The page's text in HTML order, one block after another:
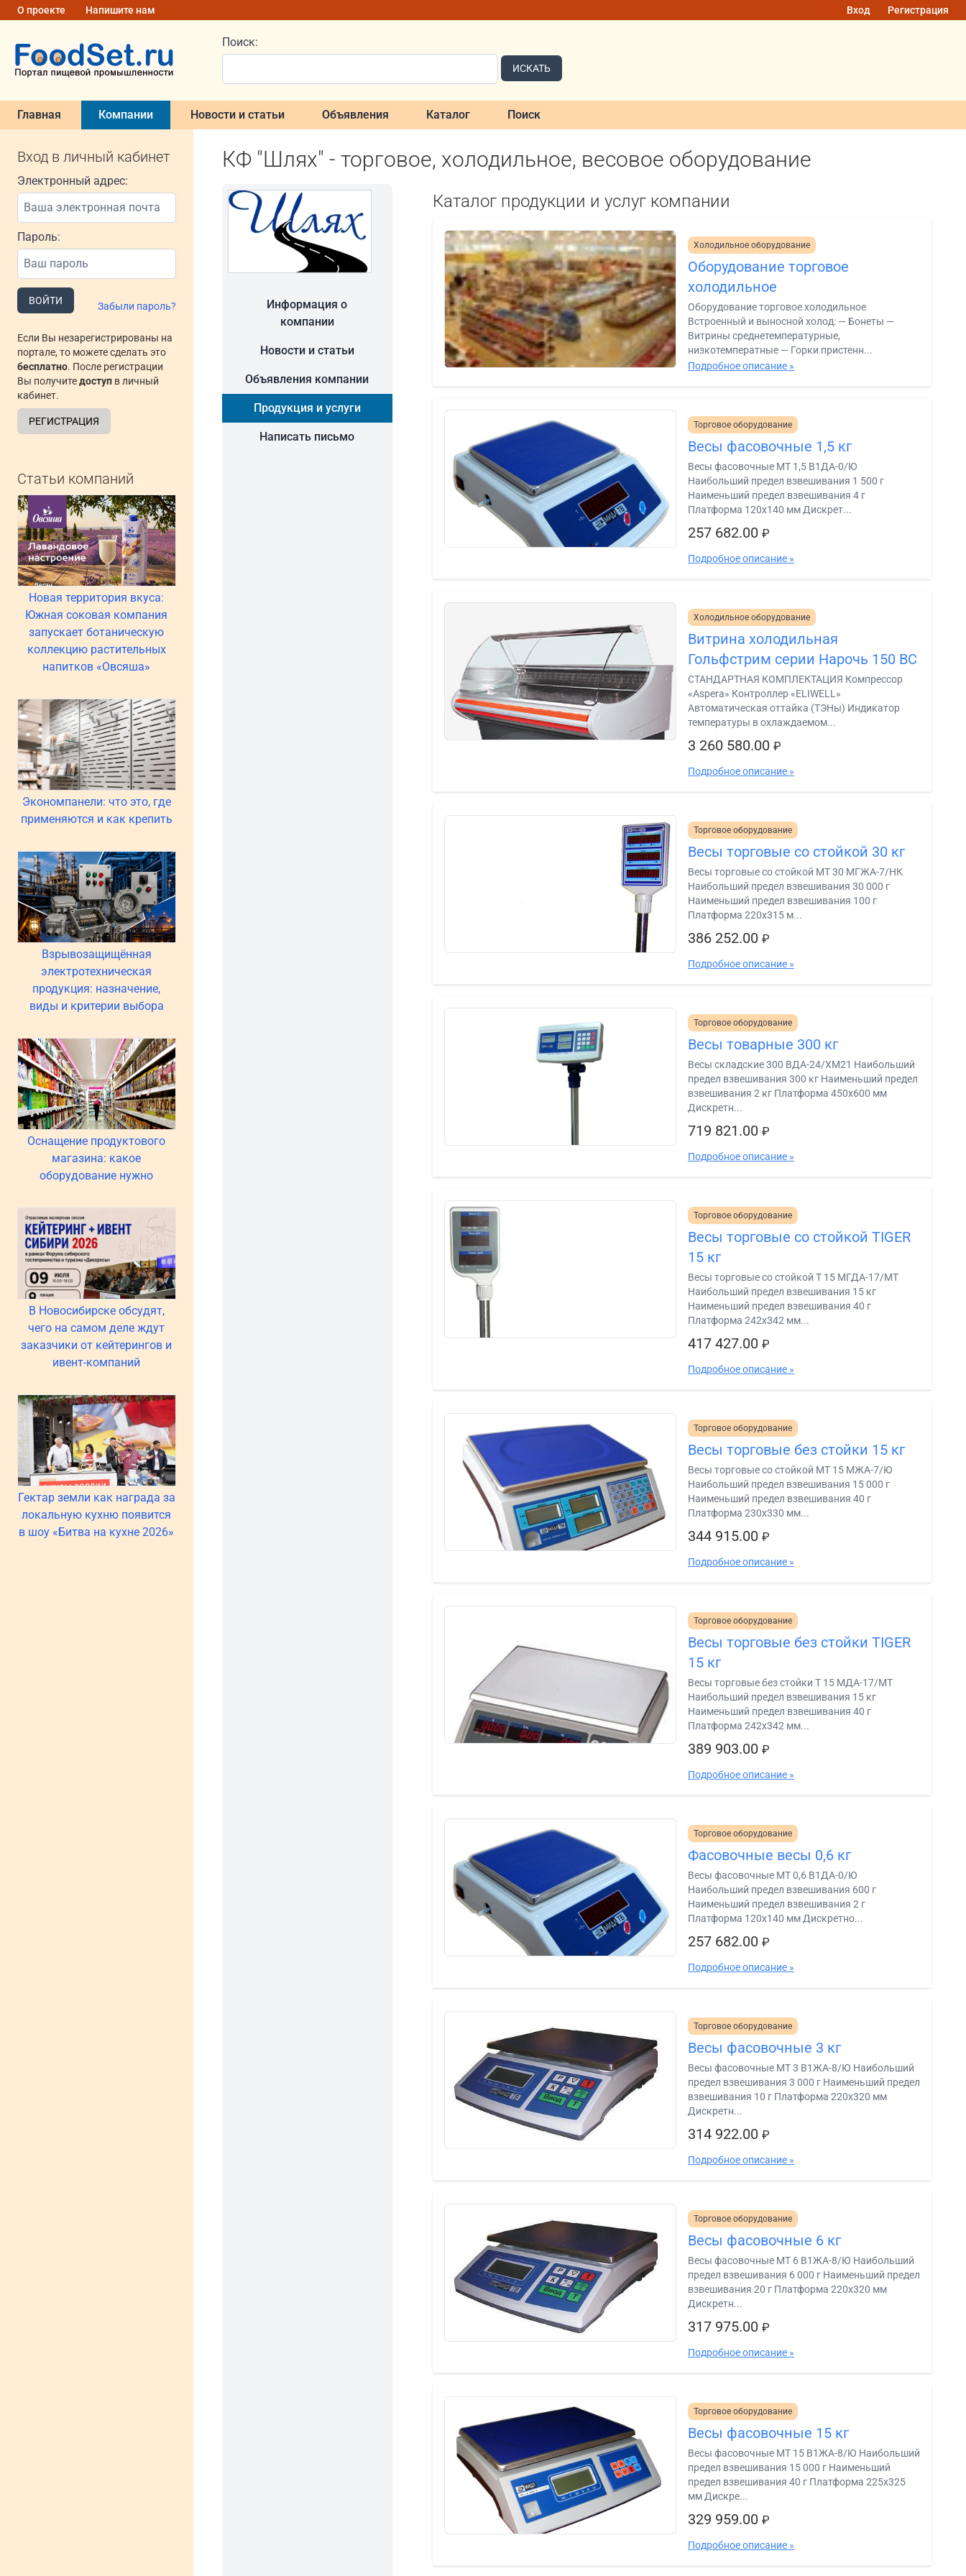
О проекте Напишите нам Вход Регистрация
Поиск:
ИСКАТЬ
Главная Компании Новости и статьи Объявления Каталог Поиск
Вход в личный кабинет
Электронный адрес:
Пароль:
ВОЙТИ Забыли пароль?
Если Вы незарегистрированы на
портале, то можете сделать это
бесплатно. После регистрации
Вы получитедоступ в личный
кабинет.
РЕГИСТРАЦИЯ
Статьи компаний
Новая территория вкуса:
Южная соковая компания
запускает ботаническую
коллекцию растительных
напитков «Овсяша»
Экономпанели: что это, где
применяются и как крепить
Взрывозащищённая
электротехническая
продукция: назначение,
виды и критерии выбора
Оснащение продуктового
магазина: какое
оборудование нужно
В Новосибирске обсудят,
чего на самом деле ждут
заказчики от кейтерингов и
ивент-компаний
Гектар земли как награда за
локальную кухню появится
в шоу «Битва на кухне 2026»
КФ "Шлях" - торговое, холодильное, весовое оборудование
Информация о
компании
Новости и статьи
Объявления компании
Продукция и услуги
Написать письмо
Каталог продукции и услуг компании
Холодильное оборудование
Оборудование торговое
холодильное
Оборудование торговое холодильное
Встроенный и выносной холод: — Бонеты —
Витрины среднетемпературные,
низкотемператные — Горки пристенн...
Подробное описание »
Торговое оборудование
Весы фасовочные 1,5 кг
Весы фасовочные МТ 1,5 В1ДА-0/Ю
Наибольший предел взвешивания 1 500 г
Наименьший предел взвешивания 4 г
Платформа 120х140 мм Дискрет...
257 682.00 ₽
Подробное описание »
Холодильное оборудование
Витрина холодильная
Гольфстрим серии Нарочь 150 ВС
СТАНДАРТНАЯ КОМПЛЕКТАЦИЯ Компрессор
«Aspera» Контроллер «ELIWELL»
Автоматическая оттайка (ТЭНы) Индикатор
температуры в охлаждаемом...
3 260 580.00 ₽
Подробное описание »
Торговое оборудование
Весы торговые со стойкой 30 кг
Весы торговые со стойкой МТ 30 МГЖА-7/НК
Наибольший предел взвешивания 30 000 г
Наименьший предел взвешивания 100 г
Платформа 220х315 м...
386 252.00 ₽
Подробное описание »
Торговое оборудование
Весы товарные 300 кг
Весы складские 300 ВДА-24/ХМ21 Наибольший
предел взвешивания 300 кг Наименьший предел
взвешивания 2 кг Платформа 450х600 мм
Дискретн...
719 821.00 ₽
Подробное описание »
Торговое оборудование
Весы торговые со стойкой TIGER
15 кг
Весы торговые со стойкой Т 15 МГДА-17/МТ
Наибольший предел взвешивания 15 кг
Наименьший предел взвешивания 40 г
Платформа 242х342 мм...
417 427.00 ₽
Подробное описание »
Торговое оборудование
Весы торговые без стойки 15 кг
Весы торговые со стойкой МТ 15 МЖА-7/Ю
Наибольший предел взвешивания 15 000 г
Наименьший предел взвешивания 40 г
Платформа 230х330 мм...
344 915.00 ₽
Подробное описание »
Торговое оборудование
Весы торговые без стойки TIGER
15 кг
Весы торговые без стойки Т 15 МДА-17/МТ
Наибольший предел взвешивания 15 кг
Наименьший предел взвешивания 40 г
Платформа 242х342 мм...
389 903.00 ₽
Подробное описание »
Торговое оборудование
Фасовочные весы 0,6 кг
Весы фасовочные МТ 0,6 В1ДА-0/Ю
Наибольший предел взвешивания 600 г
Наименьший предел взвешивания 2 г
Платформа 120х140 мм Дискретно...
257 682.00 ₽
Подробное описание »
Торговое оборудование
Весы фасовочные 3 кг
Весы фасовочные МТ 3 В1ЖА-8/Ю Наибольший
предел взвешивания 3 000 г Наименьший предел
взвешивания 10 г Платформа 220х320 мм
Дискретн...
314 922.00 ₽
Подробное описание »
Торговое оборудование
Весы фасовочные 6 кг
Весы фасовочные МТ 6 В1ЖА-8/Ю Наибольший
предел взвешивания 6 000 г Наименьший предел
взвешивания 20 г Платформа 220х320 мм
Дискретн...
317 975.00 ₽
Подробное описание »
Торговое оборудование
Весы фасовочные 15 кг
Весы фасовочные МТ 15 В1ЖА-8/Ю Наибольший
предел взвешивания 15 000 г Наименьший
предел взвешивания 40 г Платформа 225х325
мм Дискре...
329 959.00 ₽
Подробное описание »